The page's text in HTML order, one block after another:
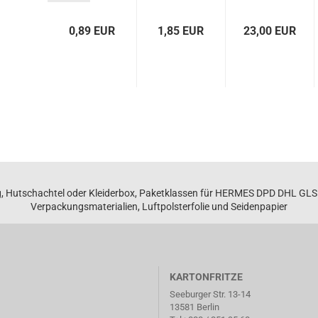
0,89 EUR 1,85 EUR
Well­
23,00 EUR
Hutschachtel oder Kleiderbox, Paketklassen für HERMES DPD DHL
Verpackungsmaterialien, Luftpolsterfolie und Seidenpapier
KARTONFRITZE
Seeburger Str. 13-14
13581 Berlin